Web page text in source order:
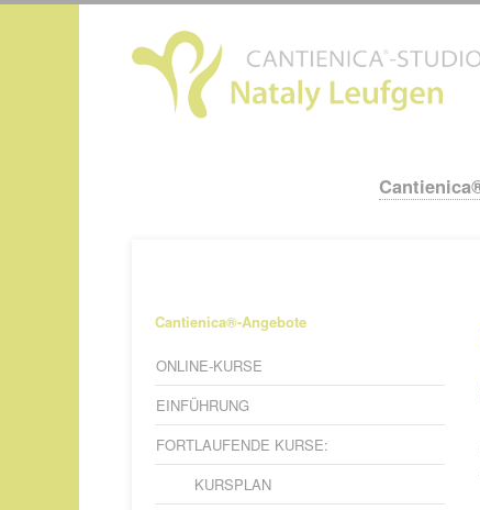
Navigation
Navigation
Cantienica®-Angebote
ONLINE-KURSE
EINFÜHRUNG
FORTLAUFENDE KURSE:
KURSPLAN